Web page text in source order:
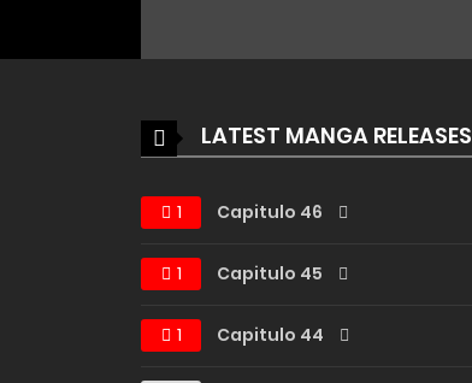
LATEST MANGA RELEASES
1 Capitulo 46
1 Capitulo 45
1 Capitulo 44